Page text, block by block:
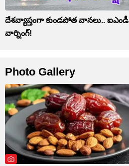
దేశవ్యాప్తంగా కుండపోత వానలు.. ఐఎండీ
వార్నింగ్!
Photo Gallery